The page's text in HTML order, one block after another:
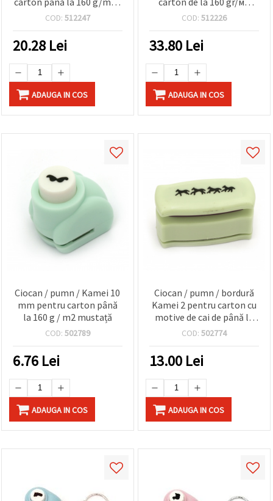
motiv cal
COD: 512247
20.28 Lei
ADAUGA IN COS
pana la 240 gr/м2 si EVA
COD: 512226
33.80 Lei
ADAUGA IN COS
Ciocan / pumn / Kamei 10
mm pentru carton până
la 160 g / m2 mustață
COD: 502789
6.76 Lei
ADAUGA IN COS
Ciocan / pumn / bordură
Kamei 2 pentru carton cu
motive de cai de până la
160 g / m2
COD: 502774
13.00 Lei
ADAUGA IN COS